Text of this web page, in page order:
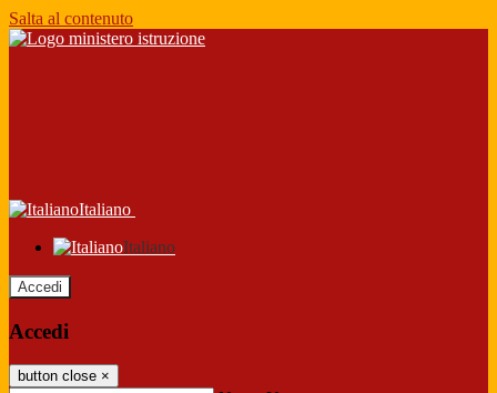
Salta al contenuto
Italiano
Italiano
Accedi
Accedi
button close ×